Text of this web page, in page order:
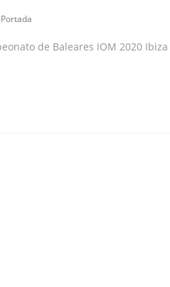
Portada
de Baleares IOM 2020